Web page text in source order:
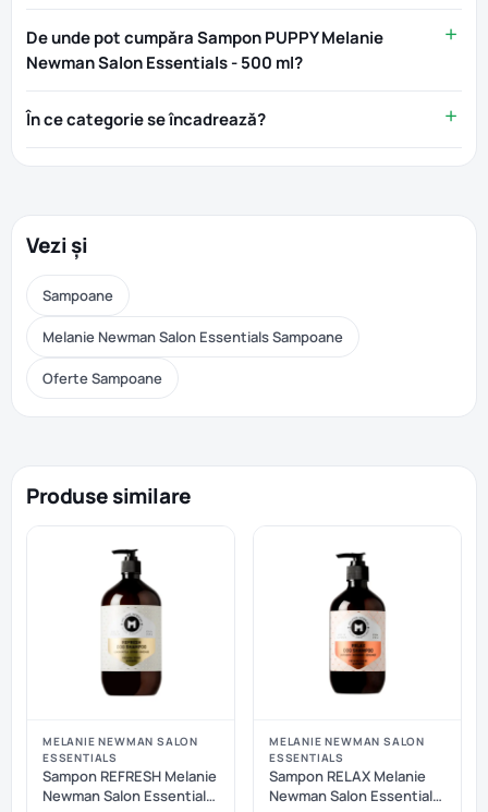
De unde pot cumpăra Sampon PUPPY Melanie
Newman Salon Essentials - 500 ml?
În ce categorie se încadrează?
Vezi și
Sampoane
Melanie Newman Salon Essentials Sampoane
Oferte Sampoane
Produse similare
MELANIE NEWMAN SALON
ESSENTIALS
Sampon REFRESH Melanie
Newman Salon Essentials
MELANIE NEWMAN SALON
ESSENTIALS
Sampon RELAX Melanie
Newman Salon Essentials